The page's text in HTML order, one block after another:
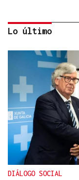
Lo último
DIÁLOGO SOCIAL